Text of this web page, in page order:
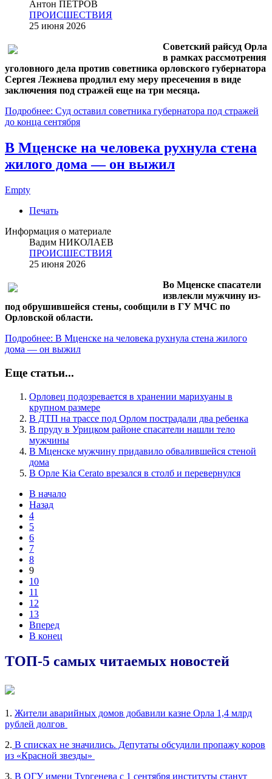
Антон ПЕТРОВ
ПРОИСШЕСТВИЯ
25 июня 2026
Советский райсуд Орла
в рамках рассмотрения
уголовного дела против советника орловского губернатора
Сергея Лежнева продлил ему меру пресечения в виде
заключения под стражей еще на три месяца.
Подробнее: Суд оставил советника губернатора под стражей
до конца сентября
В Мценске на человека рухнула стена
жилого дома — он выжил
Empty
Печать
Информация о материале
Вадим НИКОЛАЕВ
ПРОИСШЕСТВИЯ
25 июня 2026
Во Мценске спасатели
извлекли мужчину из-
под обрушившейся стены, сообщили в ГУ МЧС по
Орловской области.
Подробнее: В Мценске на человека рухнула стена жилого
дома — он выжил
Еще статьи...
Орловец подозревается в хранении марихуаны в
крупном размере
В ДТП на трассе под Орлом пострадали два ребенка
В пруду в Урицком районе спасатели нашли тело
мужчины
В Мценске мужчину придавило обвалившейся стеной
дома
В Орле Kia Cerato врезался в столб и перевернулся
В начало
Назад
4
5
6
7
8
9
10
11
12
13
Вперед
В конец
ТОП-5 самых читаемых новостей
1. Жители аварийных домов добавили казне Орла 1,4 млрд
рублей долгов
2. В списках не значились. Депутаты обсудили пропажу коров
из «Красной звезды»
3. В ОГУ имени Тургенева с 1 сентября институты станут